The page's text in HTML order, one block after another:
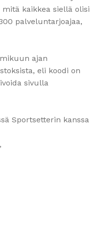
kaikkea siellä olisi
palveluntarjoajaa,
ajan
eli koodi on
sivulla
Sportsetterin kanssa